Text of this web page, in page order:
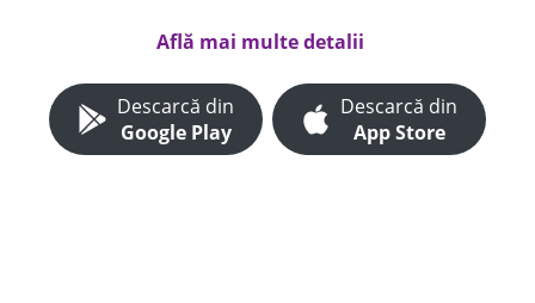
Află mai multe detalii
Descarcă din
Google Play
Descarcă din
App Store